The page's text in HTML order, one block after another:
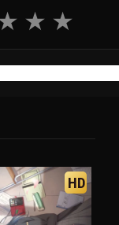
HD